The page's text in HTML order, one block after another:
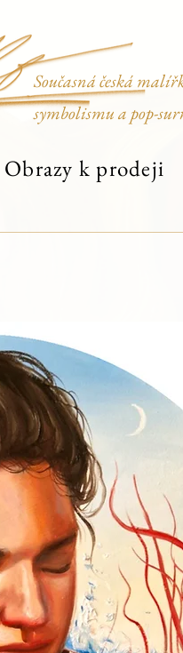
Současná česká
symbolismu a pop-
Obrazy k prodeji